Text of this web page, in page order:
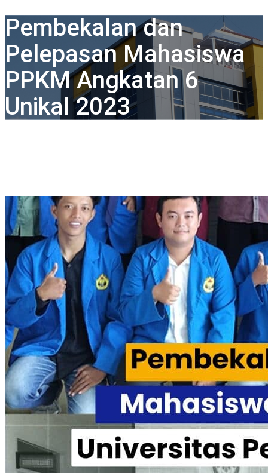
Pembekalan dan
Pelepasan Mahasiswa
PPKM Angkatan 6
Unikal 2023